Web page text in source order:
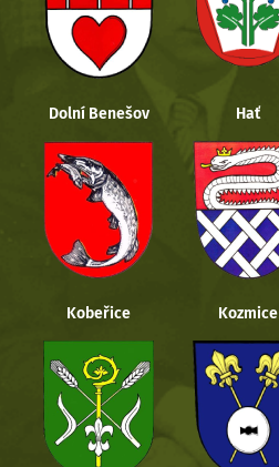
Dolní Benešov Hať
Kobeřice Kozmice